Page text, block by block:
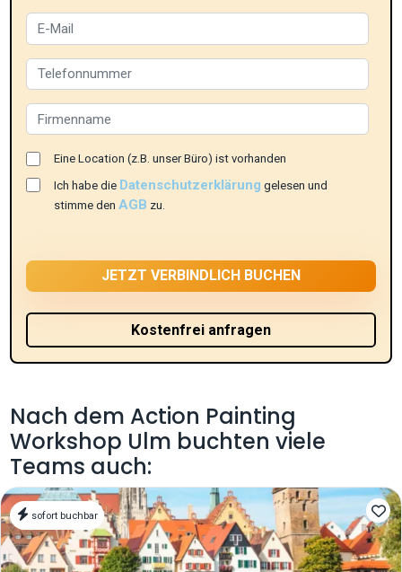
Eine Location (z.B. unser Büro) ist vorhanden
Ich habe die Datenschutzerklärung gelesen und
stimme denAGB zu.
Nach dem Action Painting
Workshop Ulm buchten viele
Teams auch:
sofort buchbar